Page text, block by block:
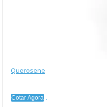
Querosene
Cotar Agora